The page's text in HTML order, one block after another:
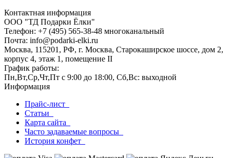
Контактная информация
ООО "ТД Подарки Ёлки"
Телефон: +7 (495) 565-38-48 многоканальный
Почта: info@podarki-elki.ru
Москва, 115201, РФ, г. Москва, Старокаширское шоссе, дом 2,
корпус 4, этаж 1, помещение II
График работы:
Пн,Вт,Ср,Чт,Пт с 9:00 до 18:00, Сб,Вс: выходной
Информация
Прайс-лист
Статьи
Карта сайта
Часто задаваемые вопросы
История конфет